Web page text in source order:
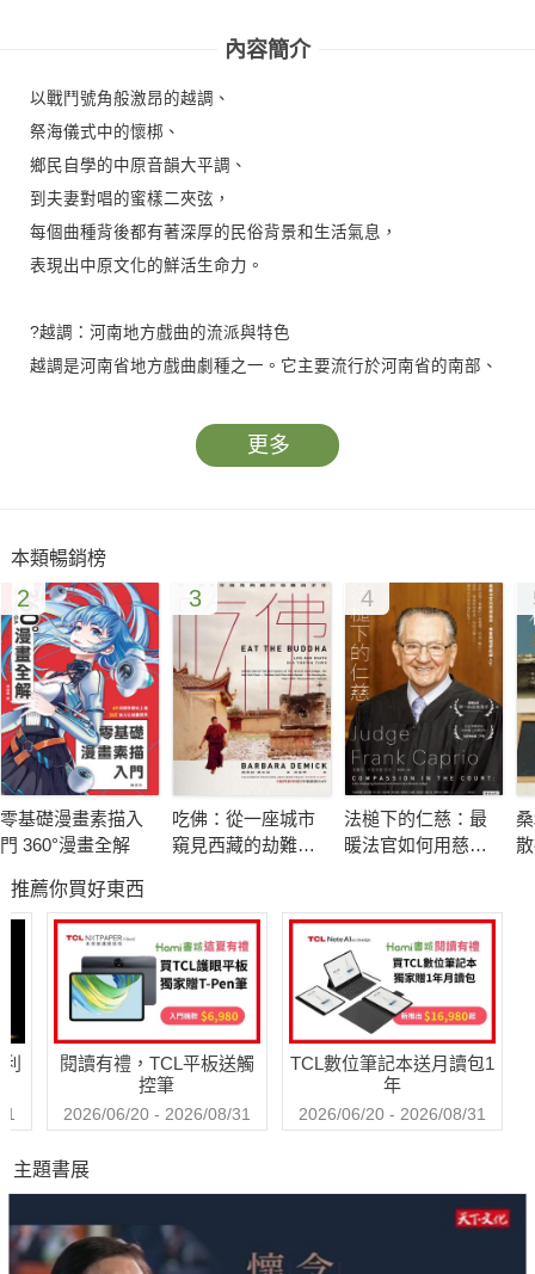
內容簡介
以戰鬥號角般激昂的越調、
祭海儀式中的懷梆、
鄉民自學的中原音韻大平調、
到夫妻對唱的蜜樣二夾弦，
每個曲種背後都有著深厚的民俗背景和生活氣息，
表現出中原文化的鮮活生命力。
?越調：河南地方戲曲的流派與特色
越調是河南省地方戲曲劇種之一。它主要流行於河南省的南部、
越調自誕生地四外流傳時，「音隨地改」，形成了「上路」、
「下路」、「南邊」等地域流派。上路越調以南陽為中心，是越
下路越調以許昌、漯河、周口為中心，又稱「小越調」。唱腔具
有火爆、明快、高亢、豪放的特點。南邊越調以襄陽為中心，向
十堰等地擴散，與上路越調比較相似。
?大弦戲：源流、傳承與代表劇目
大弦戲原稱「公興班」，又名「弦子戲」，是一個古老而稀有的
多聲腔劇種，它以河南開封、濮陽為中心，流行於河南省東北
部、河北省南部、山東省西南部一帶。
一般認為大弦戲與唐代宮廷的梨園戲有一定的淵源關係，在演變
大弦戲劇目原有500餘本，內容以忠奸鬥爭、殺伐征戰及除霸安
良為主.代表性劇目有《反五關》、《黑石關》、《楊府選將》、
《戰洛陽》、《下南唐》、《孫武子興兵》、《黃花寺》、《西
廂記》、《兩架山》等。
?豫劇：河南戲曲的發展與特色
國各地域戲曲之首。
豫劇以唱腔鏗鏘大氣、抑揚有度、行腔酣暢、咬字清晰、韻味醇
高度的藝術性而廣受各界人士的歡迎。
豫劇因其音樂伴奏用棗木梆子打拍，故早期得名「河南梆子」，
更多
本類暢銷榜
2
零基礎漫畫素描入
門 360°漫畫全解
3
吃佛：從一座城市
窺見西藏的劫難與
4
法槌下的仁慈：最
暖法官如何用慈
推薦你買好東西
閱讀有禮，TCL平板送觸
控筆
2026/06/20 - 2026/08/31
TCL數位筆記本送月讀包1
年
2026/06/20 - 2026/08/31
主題書展